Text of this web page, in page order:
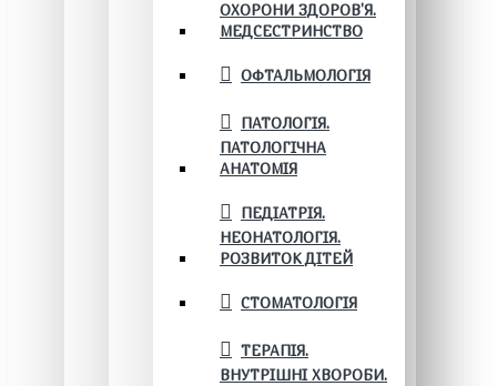
ОХОРОНИ ЗДОРОВ'Я.
МЕДСЕСТРИНСТВО
ОФТАЛЬМОЛОГІЯ
ПАТОЛОГІЯ.
ПАТОЛОГІЧНА
АНАТОМІЯ
ПЕДІАТРІЯ.
НЕОНАТОЛОГІЯ.
РОЗВИТОК ДІТЕЙ
СТОМАТОЛОГІЯ
ТЕРАПІЯ.
ВНУТРІШНІ ХВОРОБИ.